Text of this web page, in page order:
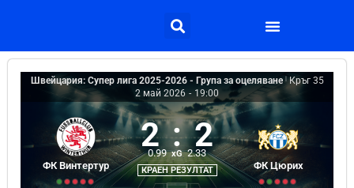
Швейцария: Супер лига 2025-2026 - Група за оцеляване | Кръг 35
2 май 2026 - 19:00
ФК Винтертур
2 : 2
0.99 xG 2.33
КРАЕН РЕЗУЛТАТ ФК Цюрих